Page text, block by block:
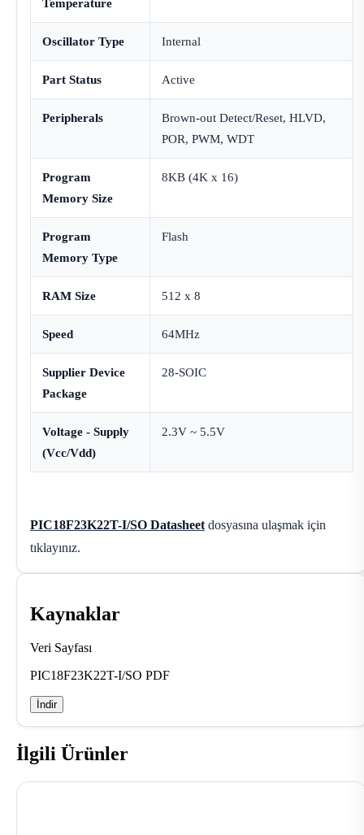
Temperature
Oscillator Type Internal
Part Status Active
Peripherals
Brown-out Detect/Reset, HLVD,
POR, PWM, WDT
Program
Memory Size
8KB (4K x 16)
Program
Memory Type
Flash
RAM Size 512 x 8
Speed 64MHz
Supplier Device
Package
28-SOIC
Voltage - Supply
(Vcc/Vdd)
2.3V ~ 5.5V
PIC18F23K22T-I/SO Datasheet dosyasına ulaşmak için
tıklayınız.
Kaynaklar
Veri Sayfası
PIC18F23K22T-I/SO PDF
İndir
İlgili Ürünler